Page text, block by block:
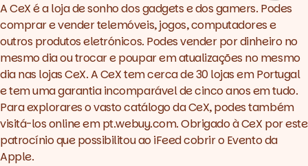
A CeX é a loja de sonho dos gadgets e dos gamers. Podes
comprar e vender telemóveis, jogos, computadores e
outros produtos eletrónicos. Podes vender por dinheiro no
mesmo dia ou trocar e poupar em atualizações no mesmo
dia nas lojas CeX. A CeX tem cerca de 30 lojas em Portugal
e tem uma garantia incomparável de cinco anos em tudo.
Para explorares o vasto catálogo da CeX, podes também
visitá-los online empt.webuy.com. Obrigado à CeX por este
patrocínio que possibilitou ao iFeed cobrir o Evento da
Apple.